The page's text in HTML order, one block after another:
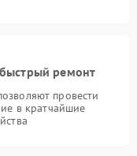
ремонт
провести
в кратчайшие